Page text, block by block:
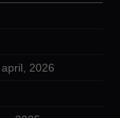
2026